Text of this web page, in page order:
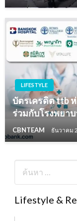
LIFESTYLE
บัตรเครดิต ttb
ร่วมกับโรงพยา
CBNTEAM ธันวาคม
Lifestyle &